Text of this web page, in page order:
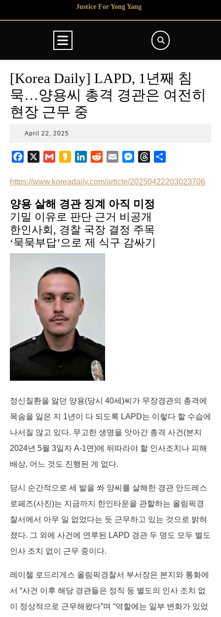
Justice For Yong Yang
Button
[Korea Daily] LAPD, 1년째 침
묵…양용씨 총격 경관은 여전히
현장 근무 중
April 22, 2025
2025
c
b
o
o
k
a
k
o
n
e
d
I
n
R
d
t
a
l
M
s
e
n
g
e
r
a
s
a
https://www.koreadaily.com/article/20250422203023706
양용 살해 경관 징계 아직 미정
기밀 이유로 판단 근거 비공개
한인사회, 경찰 국장 결정 주목
‘묵묵부답’으로 제 식구 감싸기
정신질환을 앓던 양용(당시 40세)씨가 무장경관의 총격에
목숨을 잃은 지 1년이 다 되도록 LAPD는 이렇다 할 수습에
나서질 않고 있다. 무고한 생명을 앗아간 총격 사건(본지
2024년 5월 3일자 A-1면)에 뒤따라야 할 인사조치나 피해
배상, 어느 것도 진행된 게 없다.
당시 순간적으로 세 발을 쏴 양씨를 살해한 경관 안드레스
로페즈(사진)는 지금까지 한인타운을 관할하는 올림픽경
찰서에서 아무 일 없었다는 듯 근무하고 있는 것으로 밝혀
졌다. 그 외에 사건에 연루된 LAPD 경관 두 명도 모두 별도
인사 조치 없이 근무 중이다.
레이첼 로드리게스 올림픽경찰서 부서장은 본지와 통화에
서 “사건 이후 해당 경관들은 정직 등 별도의 인사 조치 없
이 정상적으로 근무해왔다”며 “역할에는 일부 변화가 있었